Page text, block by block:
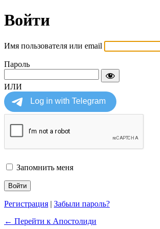
Войти
Имя пользователя или email
Пароль
ИЛИ
Запомнить меня
Регистрация | Забыли пароль?
← Перейти к Апостолиди